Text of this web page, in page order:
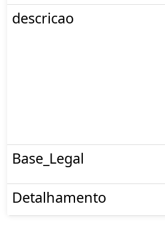
descricao
Base_Legal
Detalhamento